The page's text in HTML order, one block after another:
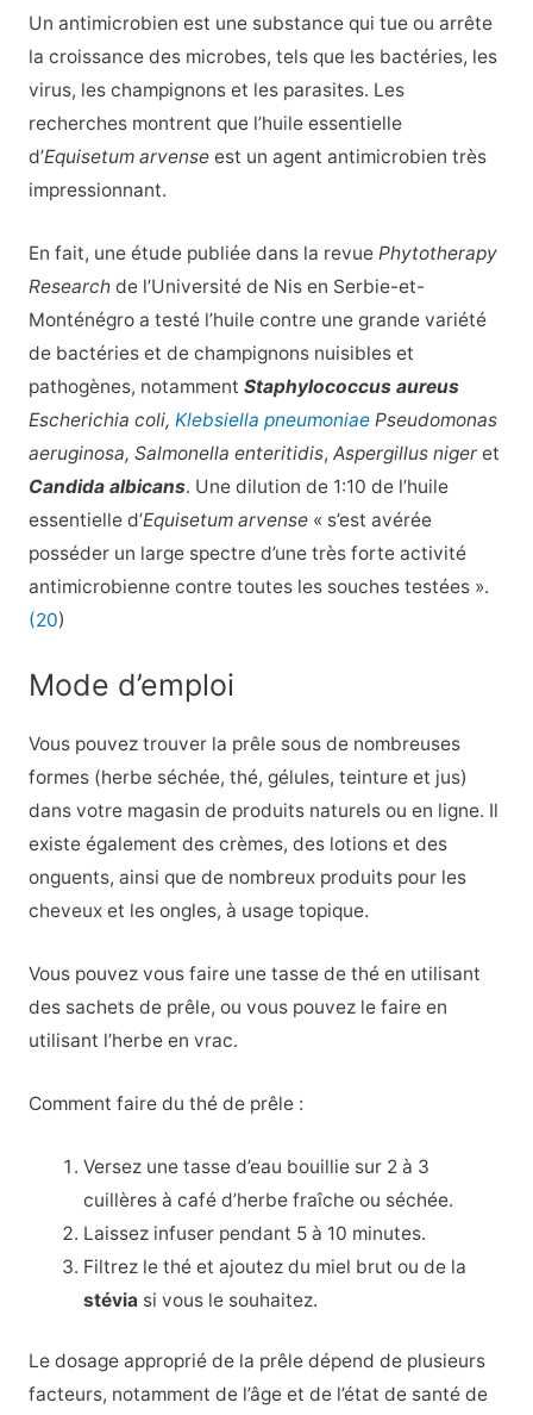
Un antimicrobien est une substance qui tue ou arrête
la croissance des microbes, tels que les bactéries, les
virus, les champignons et les parasites. Les
recherches montrent que l’huile essentielle
d’Equisetum arvenseest un agent antimicrobien très
impressionnant.
En fait, une étude publiée dans la revue Phytotherapy
Researchde l’Université de Nis en Serbie-et-
Monténégro a testé l’huile contre une grande variété
de bactéries et de champignons nuisibles et
pathogènes, notamment Staphylococcus aureus
Escherichia coli, Klebsiella pneumoniae Pseudomonas
aeruginosa, Salmonella enteritidis, Aspergillus nigeret
Candida albicans. Une dilution de 1:10 de l’huile
essentielle d’Equisetum arvense« s’est avérée
posséder un large spectre d’une très forte activité
antimicrobienne contre toutes les souches testées ».
(20)
Mode d’emploi
Vous pouvez trouver la prêle sous de nombreuses
formes (herbe séchée, thé, gélules, teinture et jus)
dans votre magasin de produits naturels ou en ligne. Il
existe également des crèmes, des lotions et des
onguents, ainsi que de nombreux produits pour les
cheveux et les ongles, à usage topique.
Vous pouvez vous faire une tasse de thé en utilisant
des sachets de prêle, ou vous pouvez le faire en
utilisant l’herbe en vrac.
Comment faire du thé de prêle :
Versez une tasse d’eau bouillie sur 2 à 3
cuillères à café d’herbe fraîche ou séchée.
Laissez infuser pendant 5 à 10 minutes.
Filtrez le thé et ajoutez du miel brut ou de la
stévia si vous le souhaitez.
Le dosage approprié de la prêle dépend de plusieurs
facteurs, notamment de l’âge et de l’état de santé de